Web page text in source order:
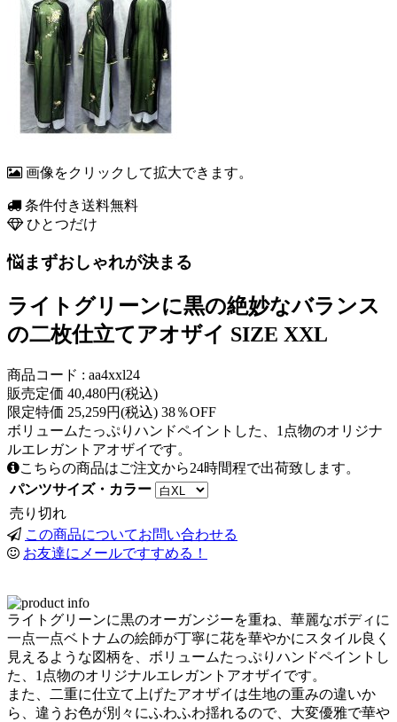
画像をクリックして拡大できます。
条件付き送料無料
ひとつだけ
悩まずおしゃれが決まる
ライトグリーンに黒の絶妙なバランス
の二枚仕立てアオザイ SIZE XXL
商品コード : aa4xxl24
販売定価 40,480円(税込)
限定特価 25,259円(税込) 38％OFF
ボリュームたっぷりハンドペイントした、1点物のオリジナ
ルエレガントアオザイです。
こちらの商品はご注文から24時間程で出荷致します。
パンツサイズ・カラー
売り切れ
この商品についてお問い合わせる
お友達にメールですすめる！
ライトグリーンに黒のオーガンジーを重ね、華麗なボディに
一点一点ベトナムの絵師が丁寧に花を華やかにスタイル良く
見えるような図柄を、ボリュームたっぷりハンドペイントし
た、1点物のオリジナルエレガントアオザイです。
また、二重に仕立て上げたアオザイは生地の重みの違いか
ら、違うお色が別々にふわふわ揺れるので、大変優雅で華や